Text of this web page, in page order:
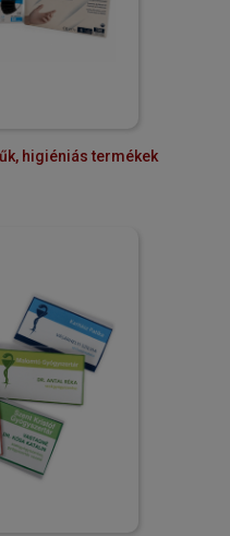
higiéniás termékek